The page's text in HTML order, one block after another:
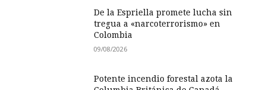
De la Espriella promete lucha sin
tregua a «narcoterrorismo» en
Colombia
09/08/2026
Potente incendio forestal azota la